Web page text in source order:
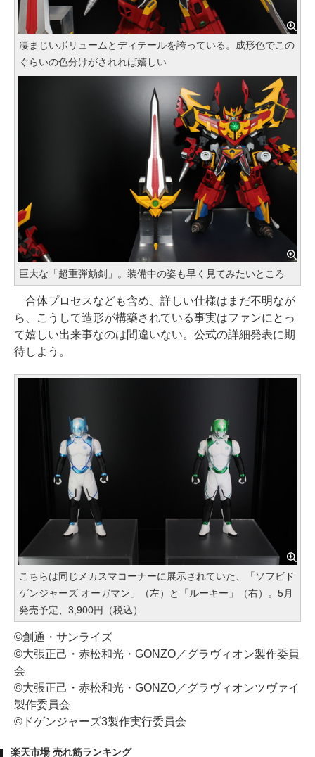
凄まじいボリュームとディテールを誇っている。成形色でこの
ぐらいの色分けがされれば嬉しい
巨大な「超重弾劾剣」。装備中の姿も早く見てみたいところ
合体プロセスなども含め、詳しい仕様はまだ不明なが
ら、こうして造形が構築されている事実はファンにとっ
て嬉しい出来事なのは間違いない。公式の詳細発表に期
待しよう。
こちらは同じメカスマコーナーに展示されていた、「ソフビド
ゲンジャーズ オーガマン」（左）と「ルーキー」（右）。5月
発売予定、3,900円（税込）
©創通・サンライズ
©大張正己・赤松和光・GONZO／グラヴィオン製作委員
会
©大張正己・赤松和光・GONZO／グラヴィオンツヴァイ
製作委員会
©ドゲンジャーズ3製作実行委員会
楽天市場 売れ筋ランキング